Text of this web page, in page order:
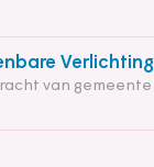
Verlichting
van